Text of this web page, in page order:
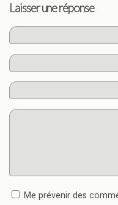
Laisser une réponse
Me prévenir des